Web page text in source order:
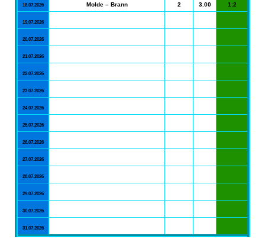
18.07.2026 Molde – Brann 2 3.00 1:2
19.07.2026
20.07.2026
21.07.2026
22.07.2026
23.07.2026
24.07.2026
25.07.2026
26.07.2026
27.07.2026
28.07.2026
29.07.2026
30.07.2026
31.07.2026